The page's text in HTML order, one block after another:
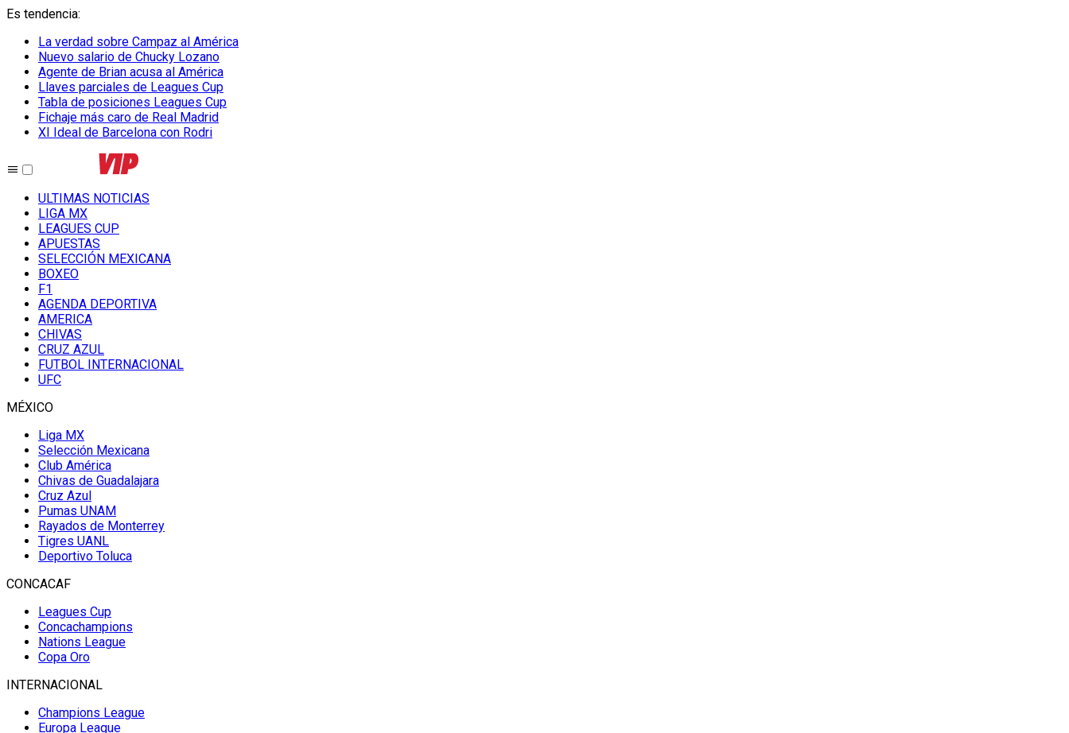
Es tendencia:
La verdad sobre Campaz al América
Nuevo salario de Chucky Lozano
Agente de Brian acusa al América
Llaves parciales de Leagues Cup
Tabla de posiciones Leagues Cup
Fichaje más caro de Real Madrid
XI Ideal de Barcelona con Rodri
ULTIMAS NOTICIAS
LIGA MX
LEAGUES CUP
APUESTAS
SELECCIÓN MEXICANA
BOXEO
F1
AGENDA DEPORTIVA
AMERICA
CHIVAS
CRUZ AZUL
FUTBOL INTERNACIONAL
UFC
MÉXICO
Liga MX
Selección Mexicana
Club América
Chivas de Guadalajara
Cruz Azul
Pumas UNAM
Rayados de Monterrey
Tigres UANL
Deportivo Toluca
CONCACAF
Leagues Cup
Concachampions
Nations League
Copa Oro
INTERNACIONAL
Champions League
Europa League